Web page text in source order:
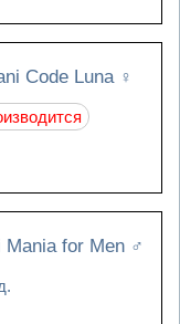
Code Luna ♀
Mania for Men ♂